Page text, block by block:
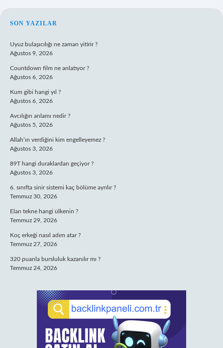
SIDEBAR
SON YAZILAR
Uyuz bulaşıcılığı ne zaman yitirir ?
Ağustos 9, 2026
Countdown film ne anlatıyor ?
Ağustos 6, 2026
Kum gibi hangi yıl ?
Ağustos 6, 2026
Avcılığın anlamı nedir ?
Ağustos 5, 2026
Allah’ın verdiğini kim engelleyemez ?
Ağustos 3, 2026
89T hangi duraklardan geçiyor ?
Ağustos 3, 2026
6. sınıfta sinir sistemi kaç bölüme ayrılır ?
Temmuz 30, 2026
Elan tekne hangi ülkenin ?
Temmuz 29, 2026
Koç erkeği nasıl adım atar ?
Temmuz 27, 2026
320 puanla bursluluk kazanılır mı ?
Temmuz 24, 2026